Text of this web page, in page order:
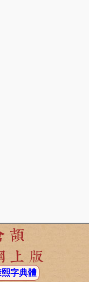
頡
上版
熙字典體